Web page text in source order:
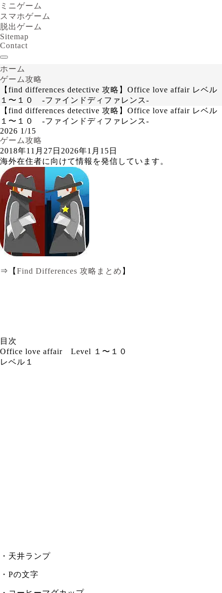
ミニゲーム
スマホゲーム
脱出ゲーム
Sitemap
Contact
ホーム
ゲーム攻略
【find differences detective 攻略】Office love affair レベル
１〜１０ -ファインドディファレンス-
【find differences detective 攻略】Office love affair レベル
１〜１０ -ファインドディファレンス-
2026 1/15
ゲーム攻略
2018年11月27日 2026年1月15日
海外在住者に向けて情報を発信しています。
⇒【 Find Differences 攻略まとめ 】
目次
Office love affair Level １〜１０
レベル１
・天井ランプ
・Pの文字